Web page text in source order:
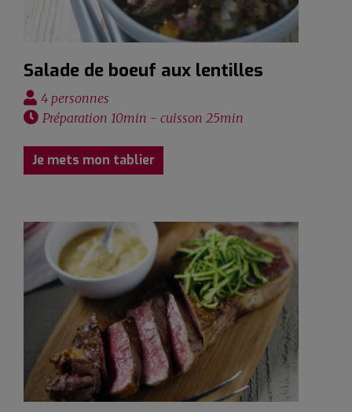
Salade de boeuf aux lentilles
4 personnes
Préparation 10min - cuisson 25min
Je mets mon tablier